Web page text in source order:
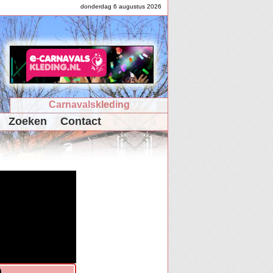
donderdag 6 augustus 2026
Carnavalskleding
Zoeken Contact